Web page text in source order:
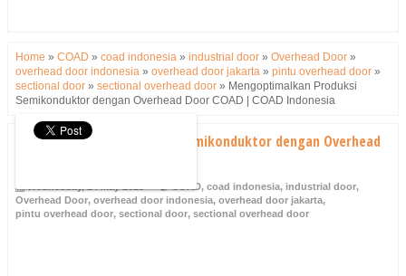
Home » COAD » coad indonesia » industrial door » Overhead Door »
overhead door indonesia » overhead door jakarta » pintu overhead door »
sectional door » sectional overhead door » Mengoptimalkan Produksi
Semikonduktor dengan Overhead Door COAD | COAD Indonesia
Mengoptimalkan Produksi Semikonduktor dengan Overhead
COAD, coad indonesia, industrial door,
Overhead Door, overhead door indonesia, overhead door jakarta,
pintu overhead door, sectional door, sectional overhead door